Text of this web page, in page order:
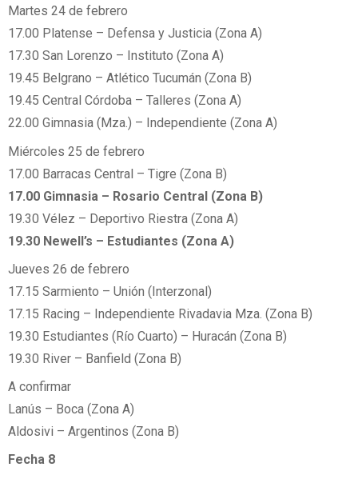
Martes 24 de febrero
17.00 Platense – Defensa y Justicia (Zona A)
17.30 San Lorenzo – Instituto (Zona A)
19.45 Belgrano – Atlético Tucumán (Zona B)
19.45 Central Córdoba – Talleres (Zona A)
22.00 Gimnasia (Mza.) – Independiente (Zona A)
Miércoles 25 de febrero
17.00 Barracas Central – Tigre (Zona B)
17.00 Gimnasia – Rosario Central (Zona B)
19.30 Vélez – Deportivo Riestra (Zona A)
19.30 Newell’s – Estudiantes (Zona A)
Jueves 26 de febrero
17.15 Sarmiento – Unión (Interzonal)
17.15 Racing – Independiente Rivadavia Mza. (Zona B)
19.30 Estudiantes (Río Cuarto) – Huracán (Zona B)
19.30 River – Banfield (Zona B)
A confirmar
Lanús – Boca (Zona A)
Aldosivi – Argentinos (Zona B)
Fecha 8